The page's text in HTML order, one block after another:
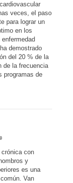
veces, el paso
para lograr un
en los
demostrado
del 20 % de la
de la frecuencia
programas de
crónica con
y
es una
Van